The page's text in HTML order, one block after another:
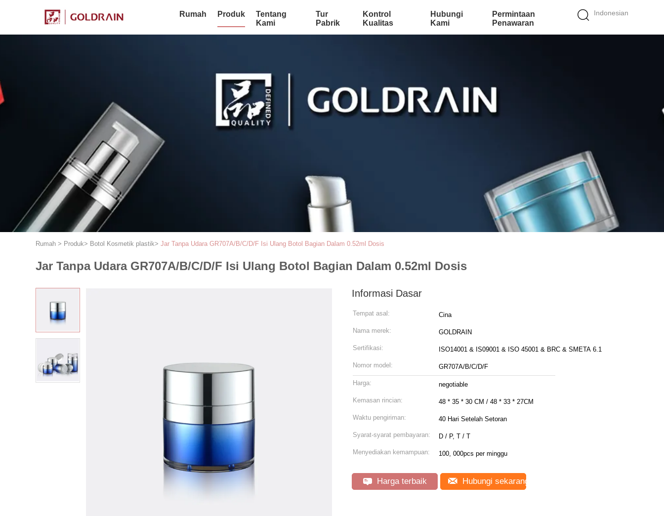
Indonesian
Rumah Produk
Tentang
Kami
Tur
Pabrik
Kontrol
Kualitas
Hubungi
Kami
Permintaan
Penawaran
Rumah > Produk> Botol Kosmetik plastik> Jar Tanpa Udara GR707A/B/C/D/F Isi Ulang Botol Bagian Dalam 0.52ml Dosis
Jar Tanpa Udara GR707A/B/C/D/F Isi Ulang Botol Bagian Dalam 0.52ml Dosis
Informasi Dasar
Tempat asal: Cina
Nama merek: GOLDRAIN
Sertifikasi: ISO14001 & IS09001 & ISO 45001 & BRC & SMETA 6.1
Nomor model: GR707A/B/C/D/F
Harga: negotiable
Kemasan rincian: 48 * 35 * 30 CM / 48 * 33 * 27CM
Waktu pengiriman: 40 Hari Setelah Setoran
Syarat-syarat pembayaran: D / P, T / T
Menyediakan kemampuan: 100, 000pcs per minggu
Harga terbaik Hubungi sekarang